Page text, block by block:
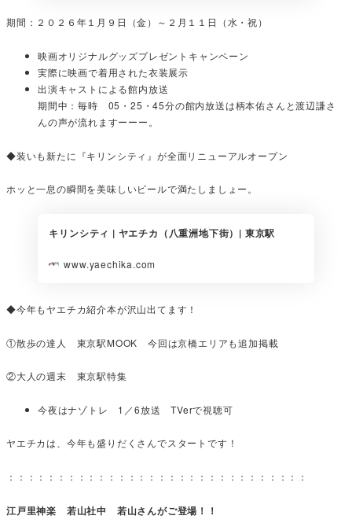
期間：２０２６年１月９日（金）～２月１１日（水・祝）
映画オリジナルグッズプレゼントキャンペーン
実際に映画で着用された衣装展示
出演キャストによる館内放送
期間中：毎時 05・25・45分の館内放送は柄本佑さんと渡辺謙さ
んの声が流れますーーー。
◆装いも新たに『キリンシティ』が全面リニューアルオープン
ホッと一息の瞬間を美味しいビールで満たしましょー。
キリンシティ | ヤエチカ（八重洲地下街）| 東京駅
www.yaechika.com
◆今年もヤエチカ紹介本が沢山出てます！
①散歩の達人 東京駅MOOK 今回は京橋エリアも追加掲載
②大人の週末 東京駅特集
今夜はナゾトレ 1／6放送 TVerで視聴可
ヤエチカは、今年も盛りだくさんでスタートです！
：：：：：：：：：：：：：：：：：：：：：：：：：：：：：：
江戸里神楽 若山社中 若山さんがご登場！！